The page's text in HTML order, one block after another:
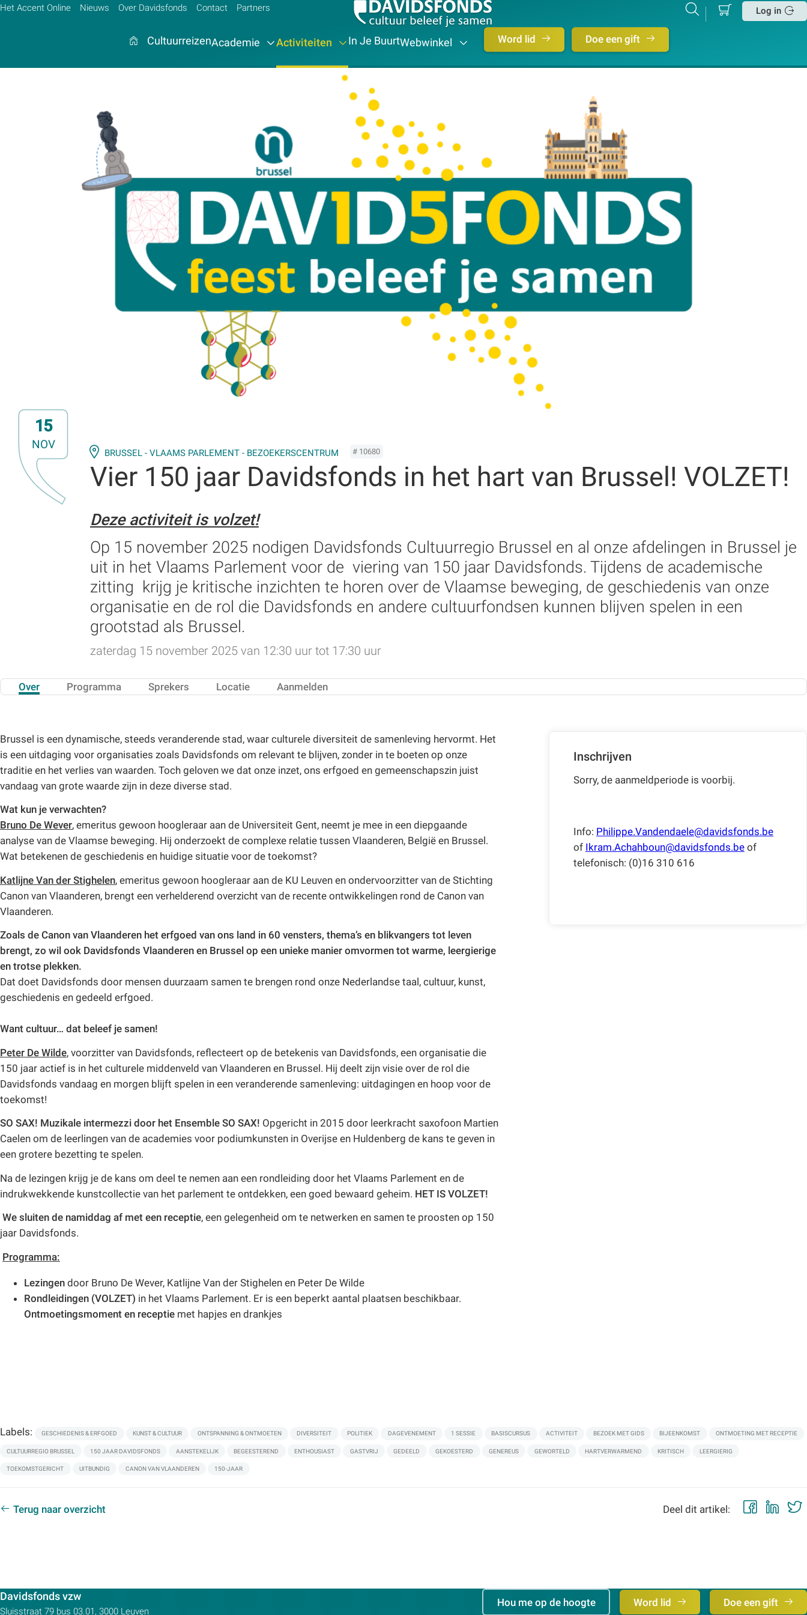
Het Accent Online Nieuws Over Davidsfonds Contact Partners Zoeken
Mijn
winkelmand
BetalenLog in
CultuurreizenAcademie Activiteiten In Je BuurtWebwinkel Word lid Doe een gift
15
NOV
BRUSSEL - VLAAMS PARLEMENT - BEZOEKERSCENTRUM # 10680
Vier 150 jaar Davidsfonds in het hart van Brussel! VOLZET!
Deze activiteit is volzet!
Op 15 november 2025 nodigen Davidsfonds Cultuurregio Brussel en al onze afdelingen in Brussel je
uit in het Vlaams Parlement voor de viering van 150 jaar Davidsfonds. Tijdens de academische
zitting krijg je kritische inzichten te horen over de Vlaamse beweging, de geschiedenis van onze
organisatie en de rol die Davidsfonds en andere cultuurfondsen kunnen blijven spelen in een
grootstad als Brussel.
zaterdag 15 november 2025 van 12:30 uur tot 17:30 uur
Over Programma Sprekers Locatie Aanmelden
Brussel is een dynamische, steeds veranderende stad, waar culturele diversiteit de samenleving hervormt. Het
is een uitdaging voor organisaties zoals Davidsfonds om relevant te blijven, zonder in te boeten op onze
traditie en het verlies van waarden. Toch geloven we dat onze inzet, ons erfgoed en gemeenschapszin juist
vandaag van grote waarde zijn in deze diverse stad.
Wat kun je verwachten?
Bruno De Wever, emeritus gewoon hoogleraar aan de Universiteit Gent, neemt je mee in een diepgaande
analyse van de Vlaamse beweging. Hij onderzoekt de complexe relatie tussen Vlaanderen, België en Brussel.
Wat betekenen de geschiedenis en huidige situatie voor de toekomst?
Katlijne Van der Stighelen, emeritus gewoon hoogleraar aan de KU Leuven en ondervoorzitter van de Stichting
Canon van Vlaanderen, brengt een verhelderend overzicht van de recente ontwikkelingen rond de Canon van
Vlaanderen.
Zoals de Canon van Vlaanderen het erfgoed van ons land in 60 vensters, thema’s en blikvangers tot leven
brengt, zo wil ook Davidsfonds Vlaanderen en Brussel op een unieke manier omvormen tot warme, leergierige
en trotse plekken.
Dat doet Davidsfonds door mensen duurzaam samen te brengen rond onze Nederlandse taal, cultuur, kunst,
geschiedenis en gedeeld erfgoed.
Want cultuur… dat beleef je samen!
Peter De Wilde, voorzitter van Davidsfonds, reflecteert op de betekenis van Davidsfonds, een organisatie die
150 jaar actief is in het culturele middenveld van Vlaanderen en Brussel. Hij deelt zijn visie over de rol die
Davidsfonds vandaag en morgen blijft spelen in een veranderende samenleving: uitdagingen en hoop voor de
toekomst!
SO SAX! Muzikale intermezzi door het Ensemble SO SAX! Opgericht in 2015 door leerkracht saxofoon Martien
Caelen om de leerlingen van de academies voor podiumkunsten in Overijse en Huldenberg de kans te geven in
een grotere bezetting te spelen.
Na de lezingen krijg je de kans om deel te nemen aan een rondleiding door het Vlaams Parlement en de
indrukwekkende kunstcollectie van het parlement te ontdekken, een goed bewaard geheim. HET IS VOLZET!
We sluiten de namiddag af met een receptie, een gelegenheid om te netwerken en samen te proosten op 150
jaar Davidsfonds.
Programma:
Lezingen door Bruno De Wever, Katlijne Van der Stighelen en Peter De Wilde
Rondleidingen (VOLZET) in het Vlaams Parlement. Er is een beperkt aantal plaatsen beschikbaar.
Ontmoetingsmoment en receptie met hapjes en drankjes
Inschrijven
Sorry, de aanmeldperiode is voorbij.
Info: Philippe.Vandendaele@davidsfonds.be
of Ikram.Achahboun@davidsfonds.beof
telefonisch: (0)16 310 616
Labels: GESCHIEDENIS & ERFGOED KUNST & CULTUUR ONTSPANNING & ONTMOETEN DIVERSITEIT POLITIEK DAGEVENEMENT 1 SESSIE BASISCURSUS ACTIVITEIT BEZOEK MET GIDS BIJEENKOMST ONTMOETING MET RECEPTIE
CULTUURREGIO BRUSSEL 150 JAAR DAVIDSFONDS AANSTEKELIJK BEGEESTEREND ENTHOUSIAST GASTVRIJ GEDEELD GEKOESTERD GENEREUS GEWORTELD HARTVERWARMEND KRITISCH LEERGIERIG
TOEKOMSTGERICHT UITBUNDIG CANON VAN VLAANDEREN 150-JAAR
Terug naar overzicht Deel dit artikel:
Davidsfonds vzwContactpersoon:
Adres:
Sluisstraat 79 bus 03.01, 3000 Leuven
Hou me op de hoogte Word lid Doe een gift